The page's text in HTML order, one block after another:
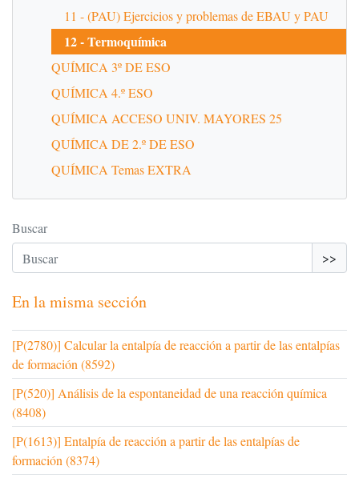
11 - (PAU) Ejercicios y problemas de EBAU y PAU
12 - Termoquímica
QUÍMICA 3º DE ESO
QUÍMICA 4.º ESO
QUÍMICA ACCESO UNIV. MAYORES 25
QUÍMICA DE 2.º DE ESO
QUÍMICA Temas EXTRA
Buscar
>>
En la misma sección
[P(2780)] Calcular la entalpía de reacción a partir de las entalpías
de formación (8592)
[P(520)] Análisis de la espontaneidad de una reacción química
(8408)
[P(1613)] Entalpía de reacción a partir de las entalpías de
formación (8374)